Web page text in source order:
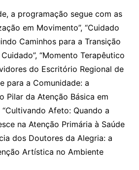
a programação segue com as
em Movimento”, “Cuidado
Caminhos para a Transição
“Momento Terapêutico
do Escritório Regional de
para a Comunidade: a
Pilar da Atenção Básica em
“Cultivando Afeto: Quando a
na Atenção Primária à Saúde
dos Doutores da Alegria: a
Artística no Ambiente